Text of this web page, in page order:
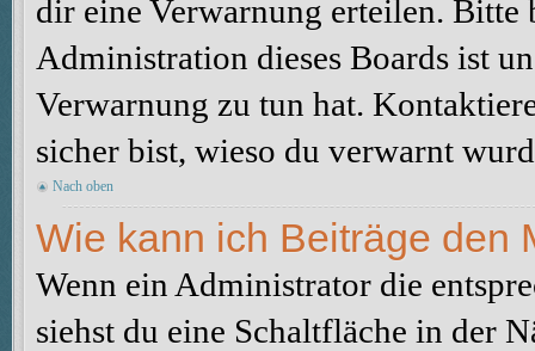
dir eine Verwarnung erteilen. Bitte
Administration dieses Boards ist
Verwarnung zu tun hat.
sicher bist, wieso du verwarnt
Nach oben
Wie kann ich Beiträge den
Wenn ein Administrator die
siehst du eine Schaltfläche in der